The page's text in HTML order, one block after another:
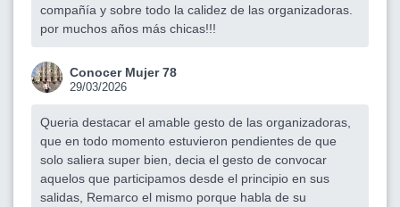
compañía y sobre todo la calidez de las organizadoras.
por muchos años más chicas!!!
Conocer Mujer 78
29/03/2026
Queria destacar el amable gesto de las organizadoras,
que en todo momento estuvieron pendientes de que
solo saliera super bien, decia el gesto de convocar
aquelos que participamos desde el principio en sus
salidas, Remarco el mismo porque habla de su